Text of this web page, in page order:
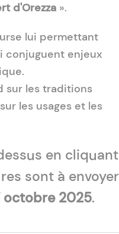
d'Orezza ».
lui permettant
conjuguent enjeux
sur les traditions
les usages et les
en cliquant
sont à envoyer
octobre 2025.